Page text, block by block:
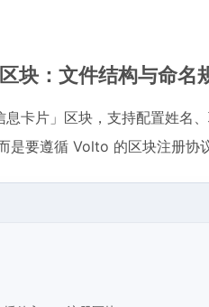
块：文件结构与命名
卡片」区块，支持配置姓名
要遵循 Volto 的区块注册协